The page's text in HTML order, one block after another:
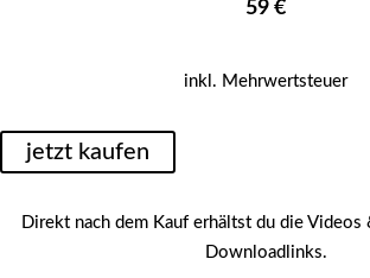
59 €
inkl. Mehrwertsteuer
jetzt kaufen
Direkt nach dem Kauf erhältst du die Videos
Downloadlinks.